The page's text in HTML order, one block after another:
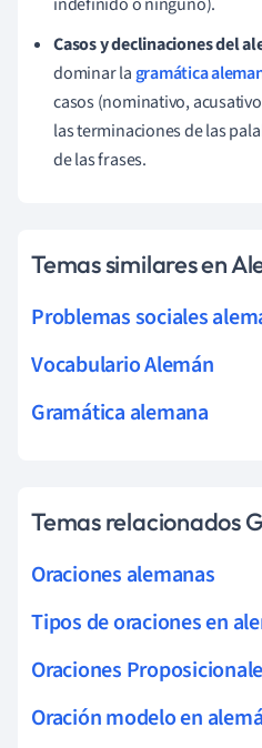
Casos y declinaciones del
dominar la gramática
casos (nominativo,
las terminaciones de las
de las frases.
Temas similares en
Problemas sociales
Vocabulario Alemán
Gramática alemana
Temas relacionados
Oraciones alemanas
Tipos de oraciones en
Oraciones
Oración modelo en